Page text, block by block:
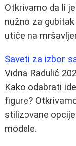
Otkrivamo da li
nužno za
utiče na
Saveti za izbor
Vidna Radulić
Kako odabrati
figure?
stilizovane
modele.